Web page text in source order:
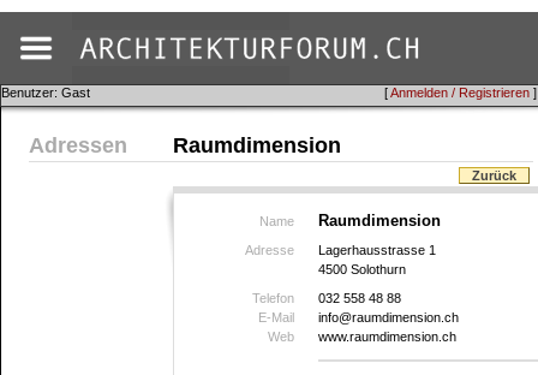
[Anmelden / Registrieren ]
Benutzer: Gast
Adressen Raumdimension
Zurück
Name Raumdimension
Adresse
Lagerhausstrasse 1
4500 Solothurn
Telefon
032 558 48 88
E-Mail
info@raumdimension.ch
Web
www.raumdimension.ch